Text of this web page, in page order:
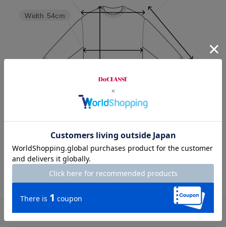
Length 70cm
Width 54cm
S M L XL XXL
カスタマーレビュー